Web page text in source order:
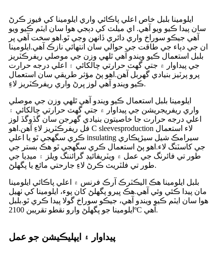
ايلومينا بلبل خاص اعلي پاڪائي واري ايلومينا کي فيوز ڪرڻ
سان پيدا ڪيو ويو آهي. اي ميلٽ کي دٻجي هوا سان ايٽم ڪيو ويو
آهي جيڪو سوراخ واري دائري ڏانهن وڃي ٿو.اهو سخت آهي پر
ان جي دٻاء جي طاقت جي حوالي سان انتهائي نازڪ آهي.ايلومينا
بلبل استعمال ڪيو ويندو آهي ٿلهي وزن جي موصلي ريفرڪٽريز
جي پيداوار ۾ جتي گهٽ حرارتي چالکائي ۽ اعلي درجه حرارت
پرو پرٽيز بنيادي گهربل آهن.اهو پڻ مؤثر طريقي سان استعمال
ڪيو ويندو آهي لوز ڀرڻ واري ريفرڪٽريز لاءِ.
ايلومينا بلبل استعمال ڪيو ويندو آهي ٿلهي وزن جي موصلي
واري ريفريجريشن جي پيداوار ۾ جتي گهٽ حرارتي چالکائي ۽
اعلي درجه حرارت جا خاصيتون بنيادي گهرجن سان گڏوگڏ لوز
فل ريفرڪٽريز لاءِ آهن.اهو C sleevesproduction لاء استعمال
ڪري سگهجي ٿو يا اعلي insulating سيرامڪ شيل سيڙپڪاري
جي کاسٽنگ لاء.اهو پڻ استعمال ڪري سگهجي ٿو هڪ بستر جي
طور تي فائرنگ جي عمل ۾ ويٽريفائيڊ گرائننگ ويلز ۽ ميڊيا جي
طور تي فلٽريٽ ڪرڻ لاءِ جارحتي مائع يا پگھلڻ.
بلبل ايلومينا هڪ ​​اليڪٽرڪ آرڪ فرنس ۾ اعلي پاڪائي ايلومينا
مان پيدا ڪئي وئي آهي.هڪ ڀيرو پگھلڻ کان پوء، ايلومينا کي ٺهيل
هوا سان ايٽم ڪيو ويندو آهي، جيڪو سوراخ گولا پيدا ڪري ٿو.بلبل
ايلومينا جو پگھلڻ وارو نقطو تقريبن 2100ºC آهي.
پيداوار ۽ ايپليڪيشن جو عمل